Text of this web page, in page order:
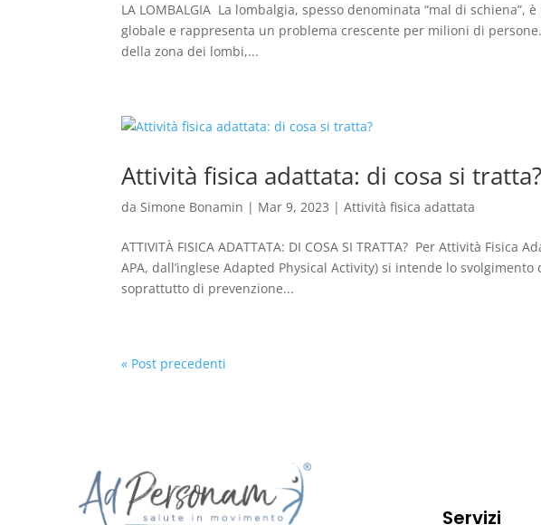
LA LOMBALGIA La lombalgia, spesso denominata “mal di
globale e rappresenta un problema crescente per milioni di
della zona dei lombi,...
Attività fisica adattata: di cosa si tratta?
daSimone Bonamin | Mar 9, 2023 |Attività fisica adattata
ATTIVITÀ FISICA ADATTATA: DI COSA SI TRATTA? Per Attività
APA, dall’inglese Adapted Physical Activity) si intende lo
soprattutto di prevenzione...
« Post precedenti
Servizi